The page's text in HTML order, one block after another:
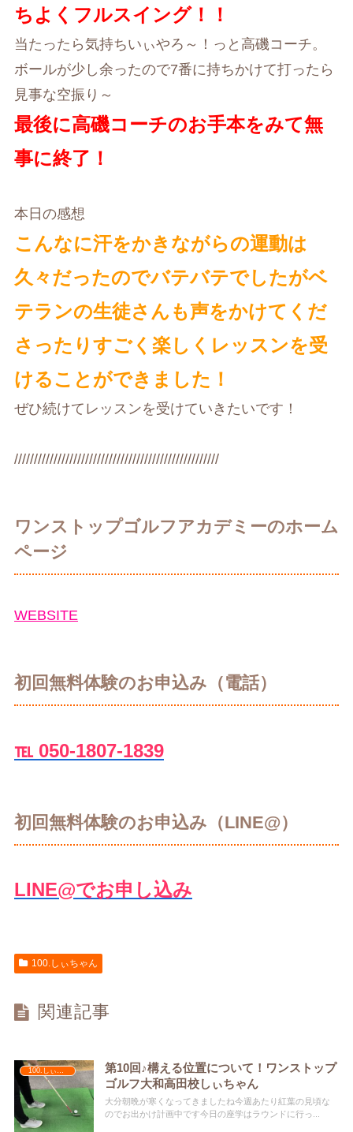
ちよくフルスイング！！
当たったら気持ちいぃやろ～！っと高磯コーチ。
ボールが少し余ったので7番に持ちかけて打ったら
見事な空振り～
最後に高磯コーチのお手本をみて無
事に終了！
本日の感想
こんなに汗をかきながらの運動は
久々だったのでバテバテでしたがベ
テランの生徒さんも声をかけてくだ
さったりすごく楽しくレッスンを受
けることができました！
ぜひ続けてレッスンを受けていきたいです！
////////////////////////////////////////////////////
ワンストップゴルフアカデミーのホーム
ページ
WEBSITE
初回無料体験のお申込み（電話）
℡ 050-1807-1839
初回無料体験のお申込み（LINE@）
LINE@でお申し込み
100.しぃちゃん
関連記事
第10回♪構える位置について！ワンストップ
ゴルフ大和高田校しぃちゃん
大分朝晩が寒くなってきましたね今週あたり紅葉の見頃な
のでお出かけ計画中です今日の座学はラウンドに行っ...